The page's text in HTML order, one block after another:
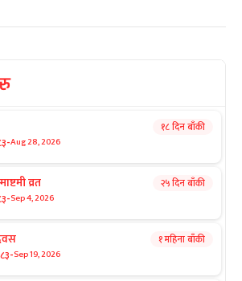
-Aug 28, 2026
१८ दिन बाँकी
व्रत
-Sep 4, 2026
२५ दिन बाँकी
-Sep 19, 2026
१ महिना बाँकी